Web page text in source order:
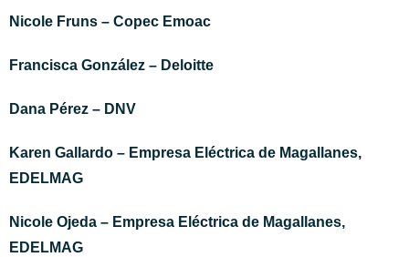
Nicole Fruns – Copec Emoac
Francisca González – Deloitte
Dana Pérez – DNV
Karen Gallardo – Empresa Eléctrica de Magallanes,
EDELMAG
Nicole Ojeda – Empresa Eléctrica de Magallanes,
EDELMAG